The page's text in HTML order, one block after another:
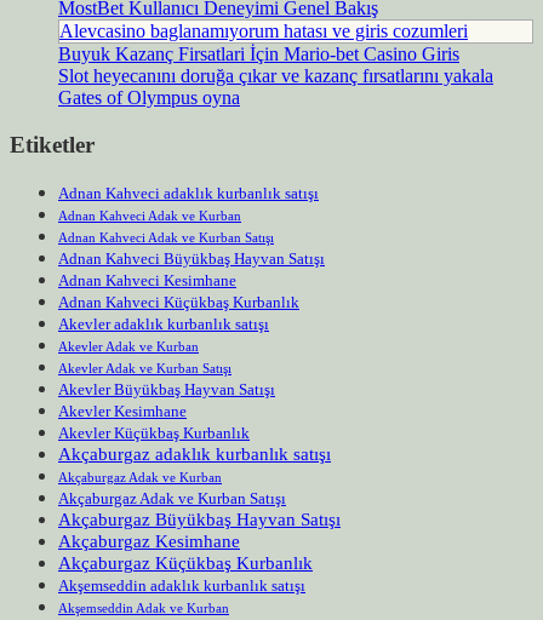
MostBet Kullanıcı Deneyimi Genel Bakış
Alevcasino baglanamıyorum hatası ve giris cozumleri
Buyuk Kazanç Firsatlari İçin Mario-bet Casino Giris
Slot heyecanını doruğa çıkar ve kazanç fırsatlarını yakala
Gates of Olympus oyna
Etiketler
Adnan Kahveci adaklık kurbanlık satışı
Adnan Kahveci Adak ve Kurban
Adnan Kahveci Adak ve Kurban Satışı
Adnan Kahveci Büyükbaş Hayvan Satışı
Adnan Kahveci Kesimhane
Adnan Kahveci Küçükbaş Kurbanlık
Akevler adaklık kurbanlık satışı
Akevler Adak ve Kurban
Akevler Adak ve Kurban Satışı
Akevler Büyükbaş Hayvan Satışı
Akevler Kesimhane
Akevler Küçükbaş Kurbanlık
Akçaburgaz adaklık kurbanlık satışı
Akçaburgaz Adak ve Kurban
Akçaburgaz Adak ve Kurban Satışı
Akçaburgaz Büyükbaş Hayvan Satışı
Akçaburgaz Kesimhane
Akçaburgaz Küçükbaş Kurbanlık
Akşemseddin adaklık kurbanlık satışı
Akşemseddin Adak ve Kurban